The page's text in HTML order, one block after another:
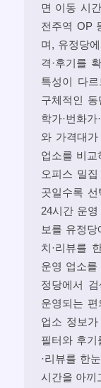
면 이동 시
전주역 OP
며, 유정당
격·후기를
특성이 다
구체적인
학가·번화
와 가격대
업소를 비교
오피스 밀
곳일수록
24시간 운
보를 유정당
치·리뷰를
운영 업소
정당에서
운영되는
업소 정보가
필터와 후기
·리뷰를 한
시간을 아끼